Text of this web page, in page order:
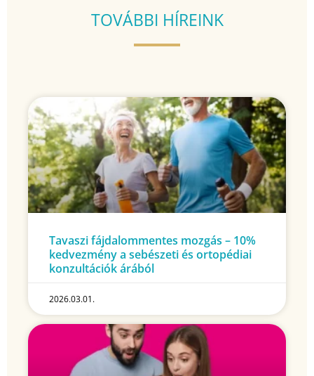
TOVÁBBI HÍREINK
Tavaszi fájdalommentes mozgás – 10%
kedvezmény a sebészeti és ortopédiai
konzultációk árából
2026.03.01.